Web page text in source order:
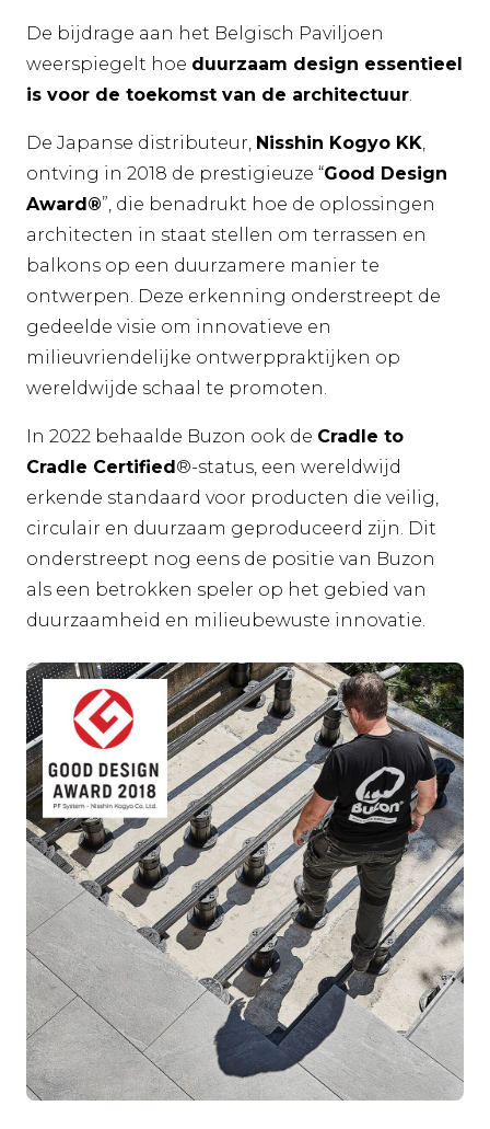
De bijdrage aan het Belgisch Paviljoen
weerspiegelt hoe duurzaam design essentieel
is voor de toekomst van de architectuur.
De Japanse distributeur, Nisshin Kogyo KK,
ontving in 2018 de prestigieuze “Good Design
Award®”, die benadrukt hoe de oplossingen
architecten in staat stellen om terrassen en
balkons op een duurzamere manier te
ontwerpen. Deze erkenning onderstreept de
gedeelde visie om innovatieve en
milieuvriendelijke ontwerppraktijken op
wereldwijde schaal te promoten.
In 2022 behaalde Buzon ook de Cradle to
Cradle Certified ®-status, een wereldwijd
erkende standaard voor producten die veilig,
circulair en duurzaam geproduceerd zijn. Dit
onderstreept nog eens de positie van Buzon
als een betrokken speler op het gebied van
duurzaamheid en milieubewuste innovatie.